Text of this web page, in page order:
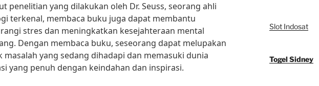
penelitian yang dilakukan oleh Dr. Seuss, seorang ahli
terkenal, membaca buku juga dapat membantu
stres dan meningkatkan kesejahteraan mental
Dengan membaca buku, seseorang dapat melupakan
masalah yang sedang dihadapi dan memasuki dunia
yang penuh dengan keindahan dan inspirasi.
Slot Indosat
Togel Sidney